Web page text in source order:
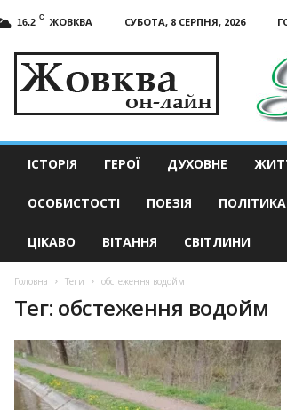
16.2 C ЖОВКВА СУБОТА, 8 СЕРПНЯ, 2026
актуальні
ІСТОРІЯ ГЕРОЇ ДУХОВНЕ
ОСОБИСТОСТІ ПОЕЗІЯ ПОЛІТИКА
ЦІКАВО ВІТАННЯ СВІТЛИНИ
Головна Теги обстеження водойм
Тег: обстеження водойм